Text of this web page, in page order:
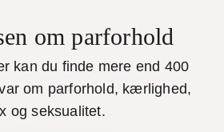
om parforhold
kan du finde mere end 400
om parforhold, kærlighed,
og seksualitet.